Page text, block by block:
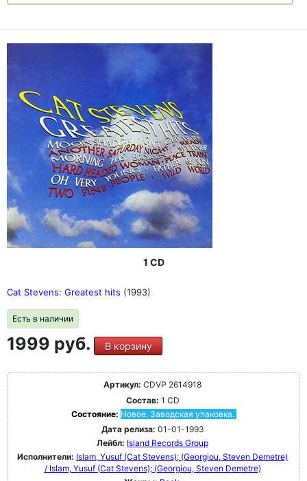
1 CD
Cat Stevens: Greatest hits (1993)
Есть в наличии
1999 руб. В корзину
Артикул: CDVP 2614918
Состав: 1 CD
Состояние: Новое. Заводская упаковка.
Дата релиза: 01-01-1993
Лейбл: Island Records Group
Исполнители: Islam, Yusuf (Cat Stevens); (Georgiou, Steven Demetre)
/ Islam, Yusuf (Cat Stevens); (Georgiou, Steven Demetre)